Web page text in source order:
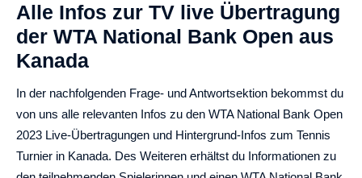
Alle Infos zur TV live Übertragung
der WTA National Bank Open aus
Kanada
In der nachfolgenden Frage- und Antwortsektion bekommst du
von uns alle relevanten Infos zu den WTA National Bank Open
2023 Live-Übertragungen und Hintergrund-Infos zum Tennis
Turnier in Kanada. Des Weiteren erhältst du Informationen zu